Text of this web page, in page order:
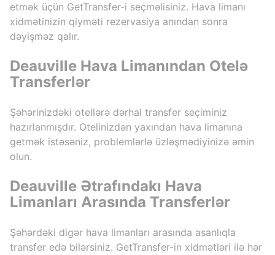
etmək üçün GetTransfer-i seçməlisiniz. Hava limanı
xidmətinizin qiyməti rezervasiya anından sonra
dəyişməz qalır.
Deauville Hava Limanından Otelə
Transferlər
Şəhərinizdəki otellərə dərhal transfer seçiminiz
hazırlanmışdır. Otelinizdən yaxından hava limanına
getmək istəsəniz, problemlərlə üzləşmədiyinizə əmin
olun.
Deauville Ətrafındakı Hava
Limanları Arasında Transferlər
Şəhərdəki digər hava limanları arasında asanlıqla
transfer edə bilərsiniz. GetTransfer-in xidmətləri ilə hər